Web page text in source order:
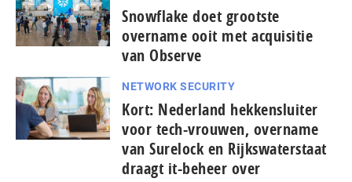
Snowflake doet grootste
overname ooit met acquisitie
van Observe
NETWORK SECURITY
Kort: Nederland hekkensluiter
voor tech-vrouwen, overname
van Surelock en Rijkswaterstaat
draagt it-beheer over